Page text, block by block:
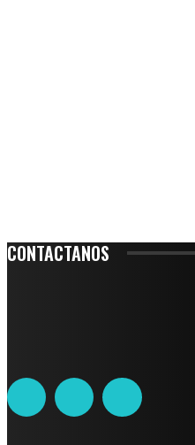
CONTACTANOS